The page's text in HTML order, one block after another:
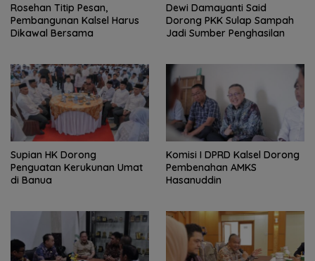
Rosehan Titip Pesan,
Pembangunan Kalsel Harus
Dikawal Bersama
Dewi Damayanti Said
Dorong PKK Sulap Sampah
Jadi Sumber Penghasilan
Supian HK Dorong
Penguatan Kerukunan Umat
di Banua
Komisi I DPRD Kalsel Dorong
Pembenahan AMKS
Hasanuddin